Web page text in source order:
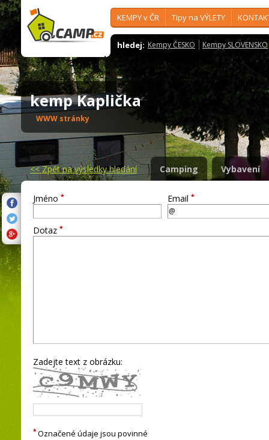
KEMPY v ČR Tipy na VÝLETY
hledej: Kempy ČESKO Kempy SLOVENSKO
kemp Kaplička
WWW stránky
<<Zpět na výsledky hledání Camping Vybavení
Jméno * Email *
Dotaz *
Zadejte text z obrázku:
* Označené údaje jsou povinné